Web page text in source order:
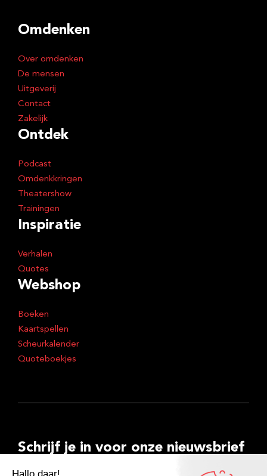
Omdenken
Over omdenken
De mensen
Uitgeverij
Contact
Zakelijk
Ontdek
Podcast
Omdenkkringen
Theatershow
Trainingen
Inspiratie
Verhalen
Quotes
Webshop
Boeken
Kaartspellen
Scheurkalender
Quoteboekjes
Schrijf je in voor onze nieuwsbrief